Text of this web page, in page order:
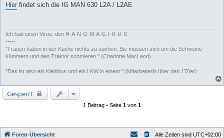
i
Hier findet sich die IG MAN 630 L2A / L2AE
Ich hab einen Virus: den H-A-N-O-M-A-G-I-R-U-S
-----
"Frauen haben in der Küche nichts zu suchen. Sie müssen sich um die Schweine
kümmern und den Traktor schmieren." (Charlotte MacLeod)
-----
"Das ist also ein Kleinbus und ein LKW in einem." (Mitarbeiterin über den 170er)
Gesperrt
1 Beitrag • Seite 1 von 1
Foren-Übersicht Alle Zeiten sind UTC+02:00